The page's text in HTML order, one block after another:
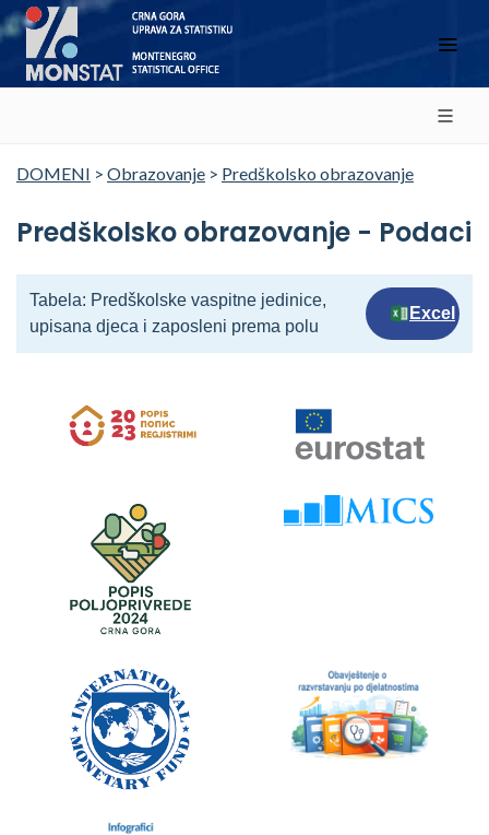
DOMENI > Obrazovanje > Predškolsko obrazovanje
Predškolsko obrazovanje - Podaci
Tabela: Predškolske vaspitne jedinice,
upisana djeca i zaposleni prema polu
Excel